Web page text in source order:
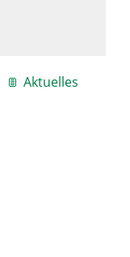
Aktuelles